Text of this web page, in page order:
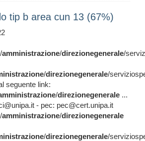
tip b area cun 13 (67%)
amministrazione/direzionegenerale/
/direzionegenerale/
seguente link:
/direzionegenerale ...
- pec: pec@cert.unipa.it
amministrazione/direzionegenerale
/direzionegenerale/